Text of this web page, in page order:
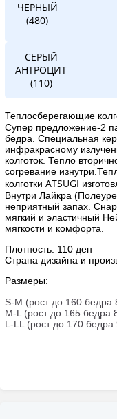
ЧЕРНЫЙ
(480)
СЕРЫЙ
АНТРОЦИТ
(110)
Теплосберегающие
Супер предложение-2
бедра. Специальная
инфракрасному
колготок. Тепло
согревание
колготкиATSUGI
Внутри Лайкра
неприятный запах.
мягкий и эластичный
мягкости и комфорта.
Плотность: 110 ден
Страна дизайна и
Размеры:
S-M (рост до 160 бедра
M-L (рост до 165 бедра
L-LL (рост до 170 бедра